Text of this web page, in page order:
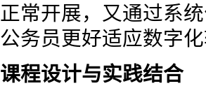
正常开展，又通过系
公务员更好适应数字
课程设计与实践结合